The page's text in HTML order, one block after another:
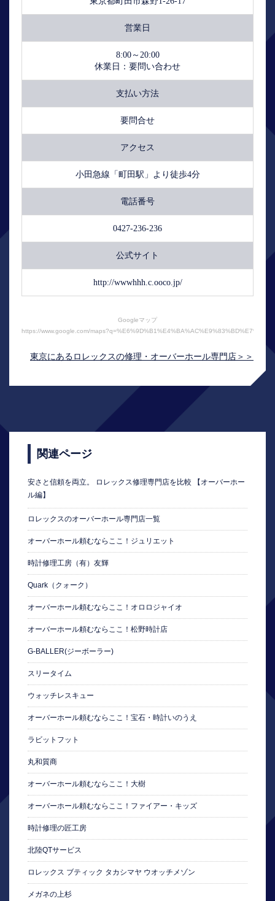
営業日
8:00～20:00
休業日：要問い合わせ
支払い方法
要問合せ
アクセス
小田急線「町田駅」より徒歩4分
電話番号
0427-236-236
公式サイト
http://wwwhhh.c.ooco.jp/
Googleマップ
https://www.google.com/
東京にあるロレックスの修理・オーバーホール専門店＞＞
関連ページ
安さと信頼を両立。 ロレックス修理専門店を比較 【オーバーホー
ル編】
ロレックスのオーバーホール専門店一覧
オーバーホール頼むならここ！ジュリエット
時計修理工房（有）友輝
Quark（クォーク）
オーバーホール頼むならここ！オロロジャイオ
オーバーホール頼むならここ！松野時計店
G-BALLER(ジーボーラー)
スリータイム
ウォッチレスキュー
オーバーホール頼むならここ！宝石・時計いのうえ
ラビットフット
丸和質商
オーバーホール頼むならここ！大樹
オーバーホール頼むならここ！ファイアー・キッズ
時計修理の匠工房
北陸QTサービス
ロレックス ブティック タカシマヤ ウオッチメゾン
メガネの上杉